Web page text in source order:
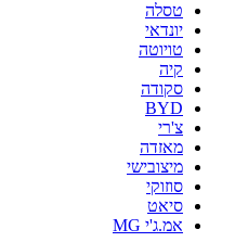
טסלה
יונדאי
טויוטה
קיה
סקודה
BYD
צ'רי
מאזדה
מיצובישי
סוזוקי
סיאט
אמ.ג'י MG